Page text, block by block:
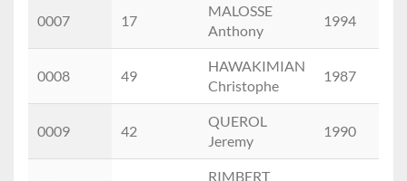
0007 17
MALOSSE
Anthony
1994
0008 49
HAWAKIMIAN
Christophe
1987
0009 42
QUEROL
Jeremy
1990
RIMBERT